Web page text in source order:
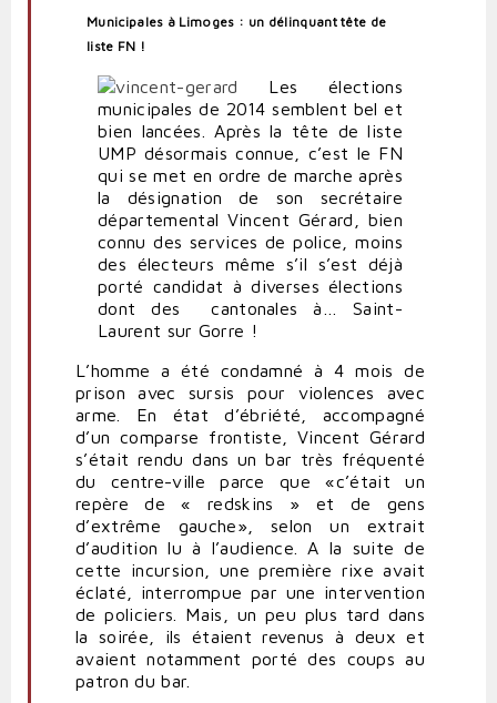
Municipales à Limoges : un délinquant tête de
liste FN !
Les élections
municipales de 2014 semblent bel et
bien lancées. Après la tête de liste
UMP désormais connue, c’est le FN
qui se met en ordre de marche après
la désignation de son secrétaire
départemental Vincent Gérard, bien
connu des services de police, moins
des électeurs même s’il s’est déjà
porté candidat à diverses élections
dont des cantonales à… Saint-
Laurent sur Gorre !
L’homme a été condamné à 4 mois de
prison avec sursis pour violences avec
arme. En état d’ébriété, accompagné
d’un comparse frontiste, Vincent Gérard
s’était rendu dans un bar très fréquenté
du centre-ville parce que «c’était un
repère de « redskins » et de gens
d’extrême gauche», selon un extrait
d’audition lu à l’audience. A la suite de
cette incursion, une première rixe avait
éclaté, interrompue par une intervention
de policiers. Mais, un peu plus tard dans
la soirée, ils étaient revenus à deux et
avaient notamment porté des coups au
patron du bar.